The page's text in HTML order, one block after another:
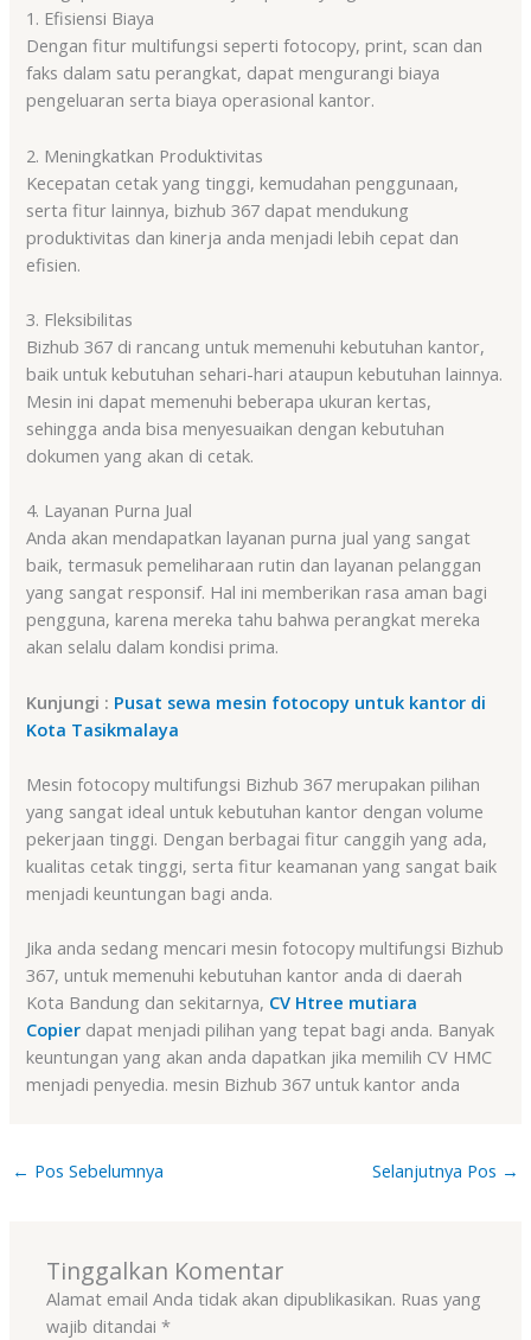
1. Efisiensi Biaya
Dengan fitur multifungsi seperti fotocopy, print, scan dan
faks dalam satu perangkat, dapat mengurangi biaya
pengeluaran serta biaya operasional kantor.
2. Meningkatkan Produktivitas
Kecepatan cetak yang tinggi, kemudahan penggunaan,
serta fitur lainnya, bizhub 367 dapat mendukung
produktivitas dan kinerja anda menjadi lebih cepat dan
efisien.
3. Fleksibilitas
Bizhub 367 di rancang untuk memenuhi kebutuhan kantor,
baik untuk kebutuhan sehari-hari ataupun kebutuhan lainnya.
Mesin ini dapat memenuhi beberapa ukuran kertas,
sehingga anda bisa menyesuaikan dengan kebutuhan
dokumen yang akan di cetak.
4. Layanan Purna Jual
Anda akan mendapatkan layanan purna jual yang sangat
baik, termasuk pemeliharaan rutin dan layanan pelanggan
yang sangat responsif. Hal ini memberikan rasa aman bagi
pengguna, karena mereka tahu bahwa perangkat mereka
akan selalu dalam kondisi prima.
Kunjungi : Pusat sewa mesin fotocopy untuk kantor di
Kota Tasikmalaya
Mesin fotocopy multifungsi Bizhub 367 merupakan pilihan
yang sangat ideal untuk kebutuhan kantor dengan volume
pekerjaan tinggi. Dengan berbagai fitur canggih yang ada,
kualitas cetak tinggi, serta fitur keamanan yang sangat baik
menjadi keuntungan bagi anda.
Jika anda sedang mencari mesin fotocopy multifungsi Bizhub
367, untuk memenuhi kebutuhan kantor anda di daerah
Kota Bandung dan sekitarnya, CV Htree mutiara
Copier dapat menjadi pilihan yang tepat bagi anda. Banyak
keuntungan yang akan anda dapatkan jika memilih CV HMC
menjadi penyedia. mesin Bizhub 367 untuk kantor anda
← Pos Sebelumnya Selanjutnya Pos →
Tinggalkan Komentar
Alamat email Anda tidak akan dipublikasikan. Ruas yang
wajib ditandai*